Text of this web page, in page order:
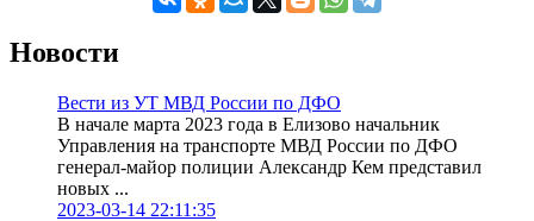
Новости
Вести из УТ МВД России по ДФО
В начале марта 2023 года в Елизово начальник
Управления на транспорте МВД России по ДФО
генерал-майор полиции Александр Кем представил
новых ...
2023-03-14 22:11:35